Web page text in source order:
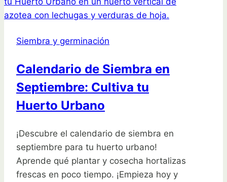
en
diciembre
España?
las
mejores
opciones
para
jardín
Siembra y germinación
Calendario de Siembra en
Septiembre: Cultiva tu
Huerto Urbano
¡Descubre el calendario de siembra en
septiembre para tu huerto urbano!
Aprende qué plantar y cosecha hortalizas
frescas en poco tiempo. ¡Empieza hoy y